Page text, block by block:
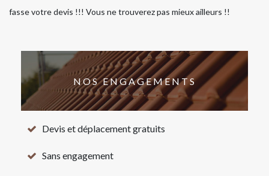
fasse votre devis !!! Vous ne trouverez pas mieux ailleurs !!
NOS ENGAGEMENTS
Devis et déplacement gratuits
Sans engagement